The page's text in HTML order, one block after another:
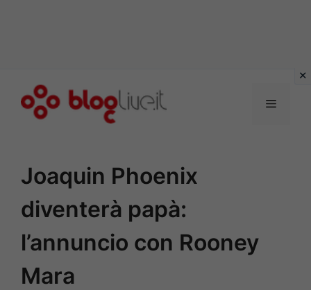
Menu
Joaquin Phoenix
diventerà papà:
l’annuncio con Rooney
Mara